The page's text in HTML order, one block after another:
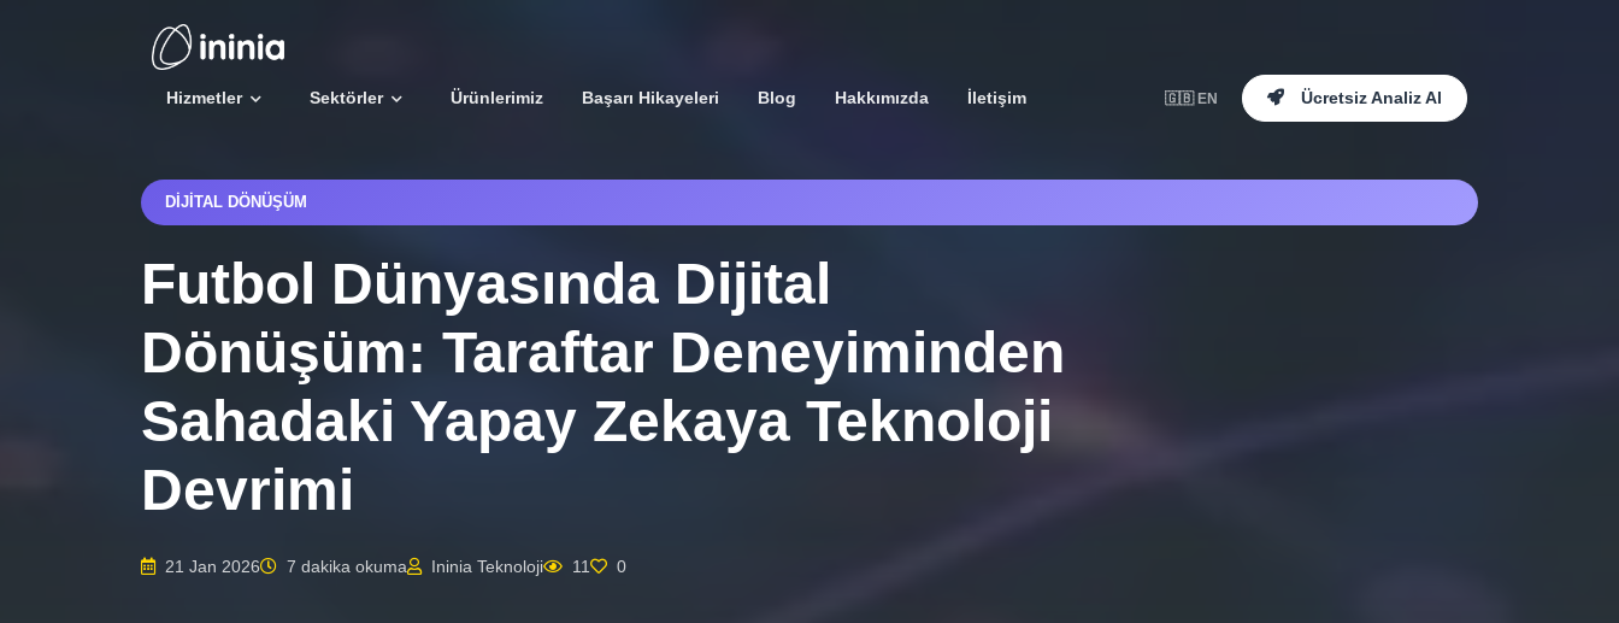
Hizmetler Sektörler Ürünlerimiz Başarı Hikayeleri Blog Hakkımızda İletişim 🇬🇧 EN Ücretsiz Analiz Al
DIJITAL DÖNÜŞÜM
Futbol Dünyasında Dijital
Dönüşüm: Taraftar Deneyiminden
Sahadaki Yapay Zekaya Teknoloji
Devrimi
21 Jan 2026 7 dakika okuma Ininia Teknoloji 11 0